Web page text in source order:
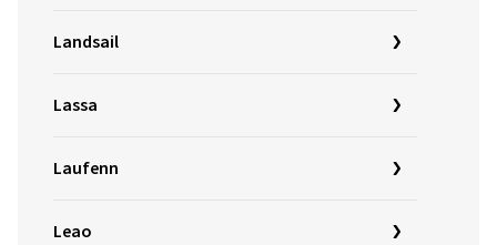
Landsail
Lassa
Laufenn
Leao